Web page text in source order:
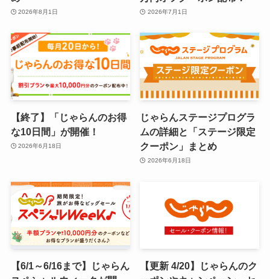
2026年8月1日 2026年7月1日
【終了】「じゃらんのお得
な10日間」が開催！
2026年6月18日
じゃらんステージプログラ
ムの詳細と「ステージ限定
クーポン」まとめ
2026年6月18日
【6/1～6/16まで】じゃらん
【更新 4/20】じゃらんのク